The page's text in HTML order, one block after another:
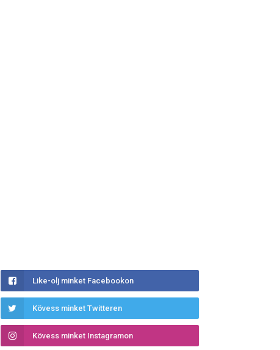
Like-olj minket Facebookon
Kövess minket Twitteren
Kövess minket Instagramon